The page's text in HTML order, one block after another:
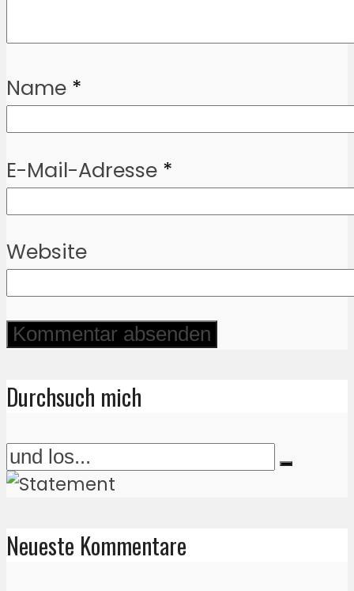
Name *
E-Mail-Adresse *
Website
Durchsuch mich
Neueste Kommentare